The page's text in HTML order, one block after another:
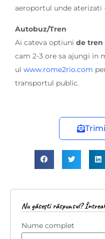
aeroportul unde aterizati
Autobuz/Tren
Ai cateva optiuni de tren
cam 2-3 ore sa ajungi in
ul www.rome2rio.com
transportul public.
Nu găsești răspunsul?
Nume complet